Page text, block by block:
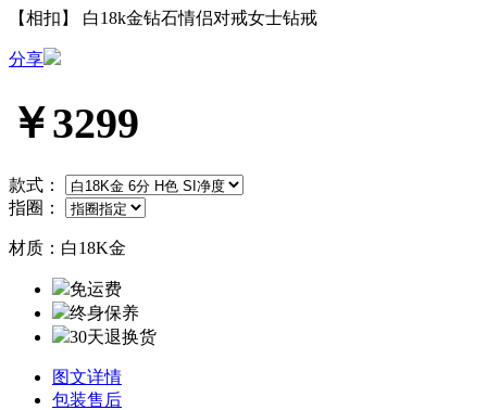
【相扣】 白18k金钻石情侣对戒女士钻戒
分享
￥3299
款式：
指圈：
材质： 白18K金
免运费
终身保养
30天退换货
图文详情
包装售后